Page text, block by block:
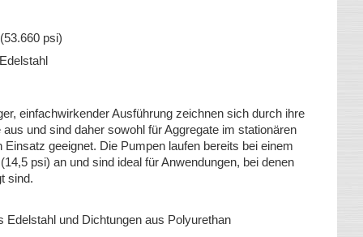
psi)
einfachwirkender Ausführung zeichnen sich durch ihre
und sind daher sowohl für Aggregate im stationären
geeignet. Die Pumpen laufen bereits bei einem
psi) an und sind ideal für Anwendungen, bei denen
sind.
Edelstahl und Dichtungen aus Polyurethan